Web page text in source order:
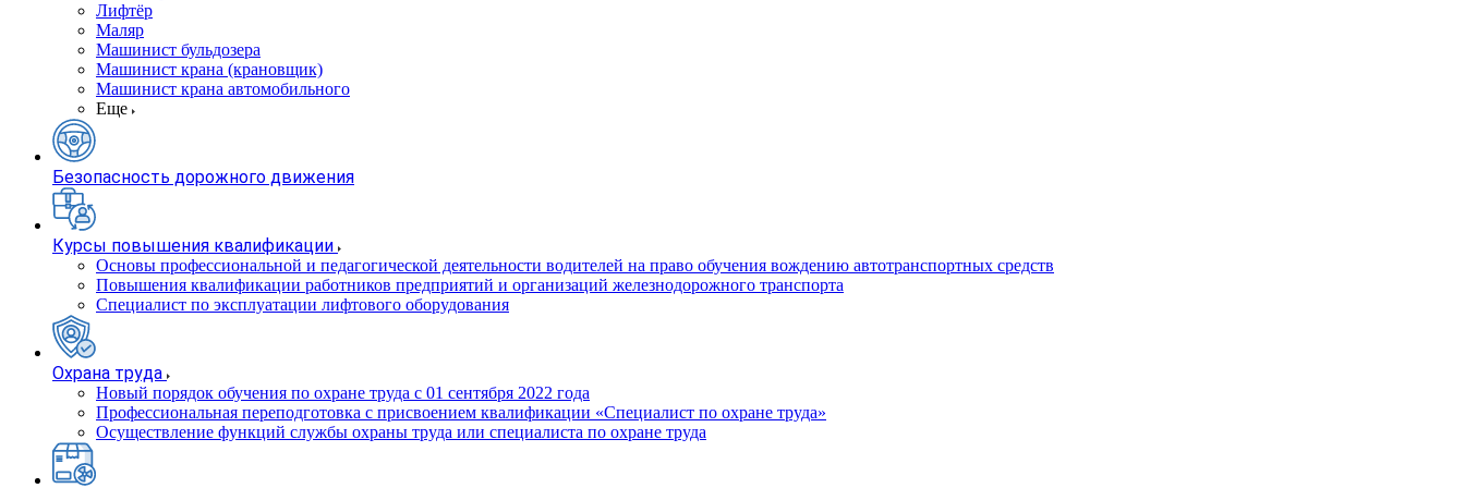
Лифтёр
Маляр
Машинист бульдозера
Машинист крана (крановщик)
Машинист крана автомобильного
Еще
Безопасность дорожного движения
Курсы повышения квалификации
Основы профессиональной и педагогической деятельности водителей на право обучения вождению автотранспортных средств
Повышения квалификации работников предприятий и организаций железнодорожного транспорта
Специалист по эксплуатации лифтового оборудования
Охрана труда
Новый порядок обучения по охране труда с 01 сентября 2022 года
Профессиональная переподготовка с присвоением квалификации «Специалист по охране труда»
Осуществление функций службы охраны труда или специалиста по охране труда